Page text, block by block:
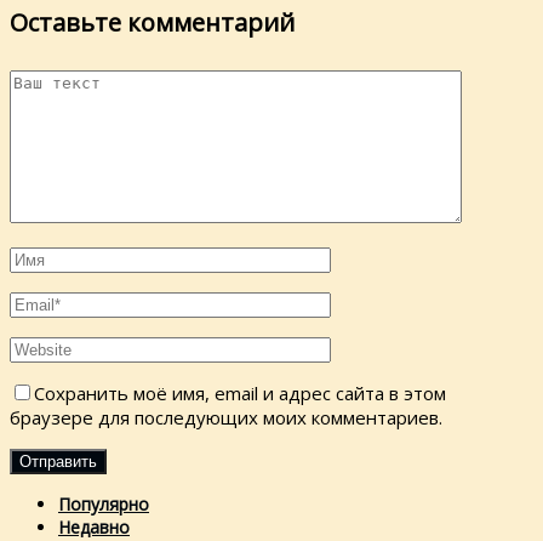
Оставьте комментарий
Сохранить моё имя, email и адрес сайта в этом
браузере для последующих моих комментариев.
Популярно
Недавно